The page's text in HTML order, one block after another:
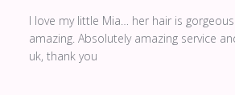
I love my little Mia… her hair is
amazing. Absolutely amazing service
uk, thank you